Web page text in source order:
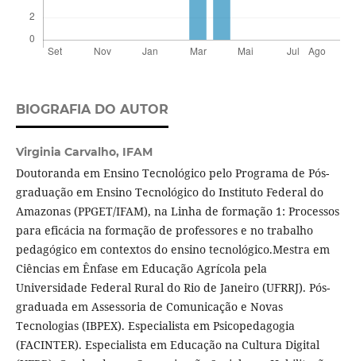
BIOGRAFIA DO AUTOR
Virginia Carvalho, IFAM
Doutoranda em Ensino Tecnológico pelo Programa de Pós-
graduação em Ensino Tecnológico do Instituto Federal do
Amazonas (PPGET/IFAM), na Linha de formação 1: Processos
para eficácia na formação de professores e no trabalho
pedagógico em contextos do ensino tecnológico.Mestra em
Ciências em Ênfase em Educação Agrícola pela
Universidade Federal Rural do Rio de Janeiro (UFRRJ). Pós-
graduada em Assessoria de Comunicação e Novas
Tecnologias (IBPEX). Especialista em Psicopedagogia
(FACINTER). Especialista em Educação na Cultura Digital